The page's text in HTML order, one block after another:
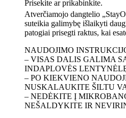
Prisekite ar prikabinkite.
Atverčiamojo dangtelio
suteikia galimybę išlaikyti
patogiai prisegti raktus, kai
NAUDOJIMO
– VISAS DALIS GALIMA
INDAPLOVĖS
– PO KIEKVIENO
NUSKALAUKITE ŠILTU
– NEDĖKITE Į
NEŠALDYKITE IR